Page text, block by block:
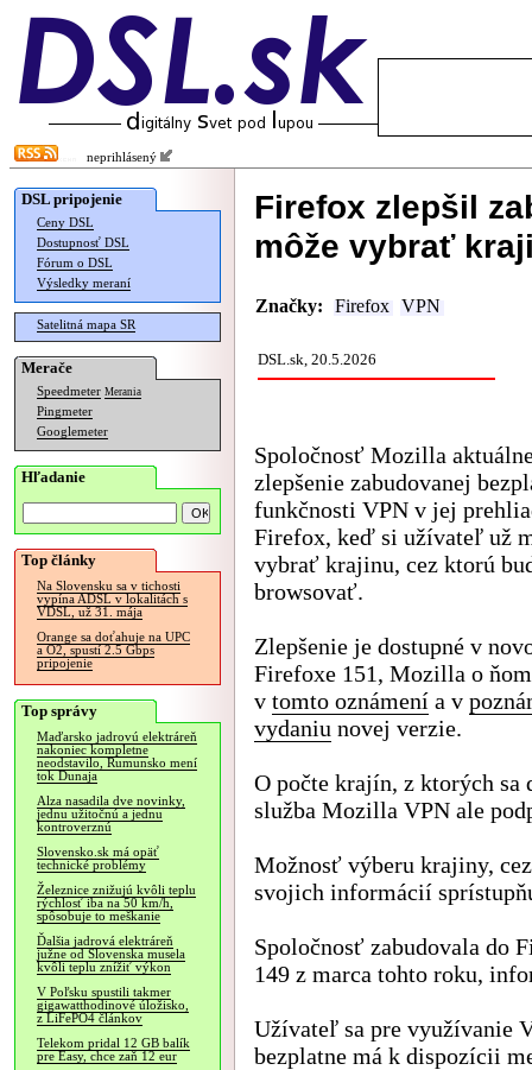
neprihlásený
DSL pripojenie
Ceny DSL
Dostupnosť DSL
Fórum o DSL
Výsledky meraní
Satelitná mapa SR
Merače
Speedmeter Merania
Pingmeter
Googlemeter
Hľadanie
Top články
Na Slovensku sa v tichosti
vypína ADSL v lokalitách s
VDSL, už 31. mája
Orange sa doťahuje na UPC
a O2, spustí 2.5 Gbps
pripojenie
Top správy
Maďarsko jadrovú elektráreň
nakoniec kompletne
neodstavilo, Rumunsko mení
tok Dunaja
Alza nasadila dve novinky,
jednu užitočnú a jednu
kontroverznú
Slovensko.sk má opäť
technické problémy
Železnice znižujú kvôli teplu
rýchlosť iba na 50 km/h,
spôsobuje to meškanie
Ďalšia jadrová elektráreň
južne od Slovenska musela
kvôli teplu znížiť výkon
V Poľsku spustili takmer
gigawatthodinové úložisko,
z LiFePO4 článkov
Telekom pridal 12 GB balík
pre Easy, chce zaň 12 eur
Firefox zlepšil
môže vybrať
Značky: Firefox VPN
DSL.sk, 20.5.2026
Spoločnosť Mozilla
zlepšenie zabudovanej
funkčnosti VPN v jej
Firefox, keď si užívateľ už
vybrať krajinu, cez ktorú
browsovať.
Zlepšenie je dostupné v
Firefoxe 151, Mozilla o
v tomto oznámení a v
vydaniu novej verzie.
O počte krajín, z ktorých
služba Mozilla VPN ale
Možnosť výberu krajiny,
svojich informácií
Spoločnosť zabudovala do
149 z marca tohto roku,
Užívateľ sa pre využívanie
bezplatne má k dispozícii